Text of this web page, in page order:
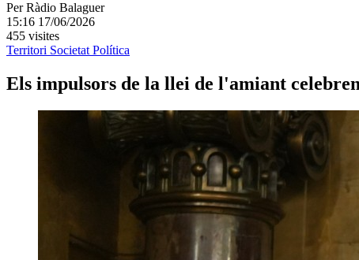
Per Ràdio Balaguer
15:16 17/06/2026
455 visites
Territori SocietatPolítica
Els impulsors de la llei de l'amiant